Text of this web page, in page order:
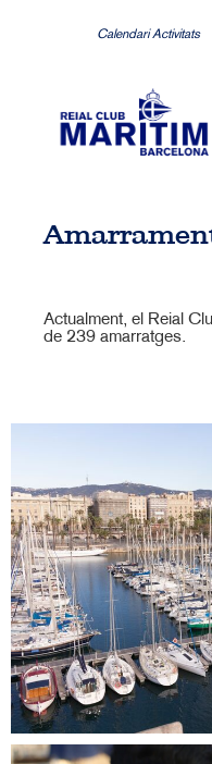
Calendari Activitats
Actualment, el Reial
de 239 amarratges.